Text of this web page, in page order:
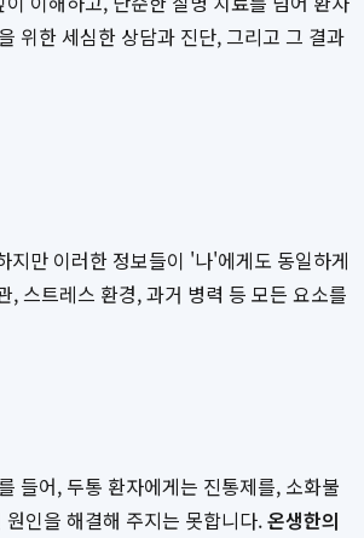
위한 세심한 상담과 진단, 그리고 그 결과
지만 이러한 정보들이 '나'에게도 동일하게
스트레스 환경, 과거 병력 등 모든 요소를
들어, 두통 환자에게는 진통제를, 소화불
인을 해결해 주지는 못합니다.온생한의